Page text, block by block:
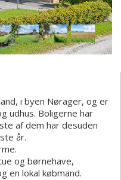
i byen Nørager, og er
udhus. Boligerne har
af dem har desuden
år.
og børnehave,
en lokal købmand.